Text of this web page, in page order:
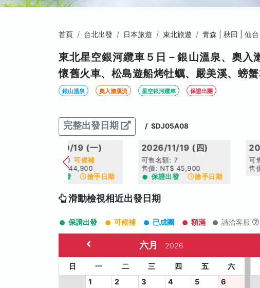
首頁 台北出發 日本旅遊 東北旅遊 青森 | 秋田 | 仙
東北星空銀河纜車５日－銀山溫泉、奧入
懷舊火車、松島遊船烤牡蠣、嚴美溪、螃
銀山溫泉 奧入瀨溪流 星空銀河纜車 保證出團
完整出發日期 / SDJ05A08
2026/10/19 (一)
可售名額: 0 可候補
售價: NT$ 44,900
保證出發
搶手日期
2026/11/19 (四)
可售名額: 7
售價: NT$ 45,900
保證出發
搶手日期
可
售
滑動檢視相近出發日期
保證出發 可候補 已成團 額滿 請洽客服
六月 2026
日 一 二 三 四 五
六
1
2 3 4 5 6